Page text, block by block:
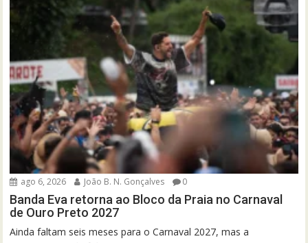
ago 6, 2026 João B. N. Gonçalves 0
Banda Eva retorna ao Bloco da Praia no Carnaval
de Ouro Preto 2027
Ainda faltam seis meses para o Carnaval 2027, mas a